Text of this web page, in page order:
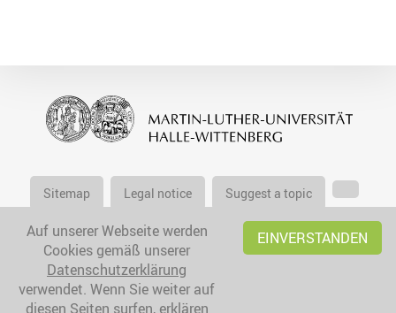
Sitemap Legal notice Suggest a topic
Auf unserer Webseite werden
Cookies gemäß unserer
Datenschutzerklärung
verwendet. Wenn Sie weiter auf
diesen Seiten surfen, erklären
EINVERSTANDEN